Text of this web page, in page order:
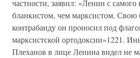
частности, заявил: «Ленин с самого
бланкистом, чем марксистом. Свою
контрабанду он проносил под
марксистской ортодоксии»1221.
Плеханов в лице Ленина видел не